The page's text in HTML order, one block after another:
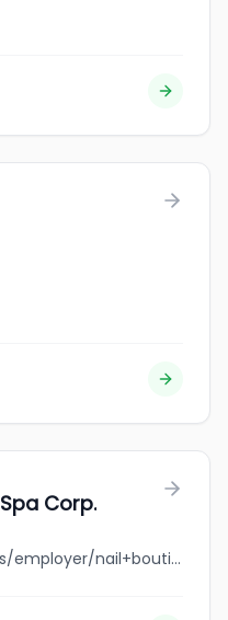
Corp.
jobbank.gc.ca/browsejobs/employer/nail+boutique+%26+spa+corp./ca